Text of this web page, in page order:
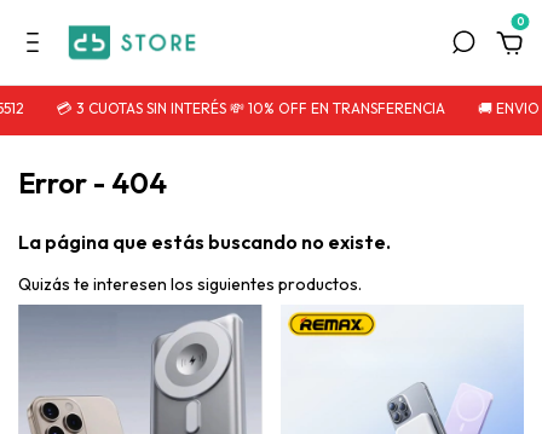
0
💳 3 CUOTAS SIN INTERÉS 💸 10% OFF EN TRANSFERENCIA 🚚 ENVIO
Error - 404
La página que estás buscando no existe.
Quizás te interesen los siguientes productos.